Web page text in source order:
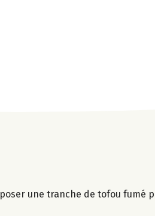
une tranche de tofou fumé